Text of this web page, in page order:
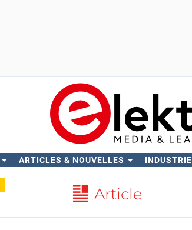
ARTICLES & NOUVELLES INDUSTRIE
Article